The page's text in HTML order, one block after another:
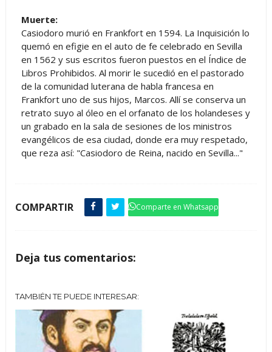
Muerte:
Casiodoro murió en Frankfort en 1594. La Inquisición lo
quemó en efigie en el auto de fe celebrado en Sevilla
en 1562 y sus escritos fueron puestos en el Índice de
Libros Prohibidos. Al morir le sucedió en el pastorado
de la comunidad luterana de habla francesa en
Frankfort uno de sus hijos, Marcos. Allí se conserva un
retrato suyo al óleo en el orfanato de los holandeses y
un grabado en la sala de sesiones de los ministros
evangélicos de esa ciudad, donde era muy respetado,
que reza así: "Casiodoro de Reina, nacido en Sevilla..."
COMPARTIR Comparte en Whatsapp
Deja tus comentarios:
TAMBIÉN TE PUEDE INTERESAR: